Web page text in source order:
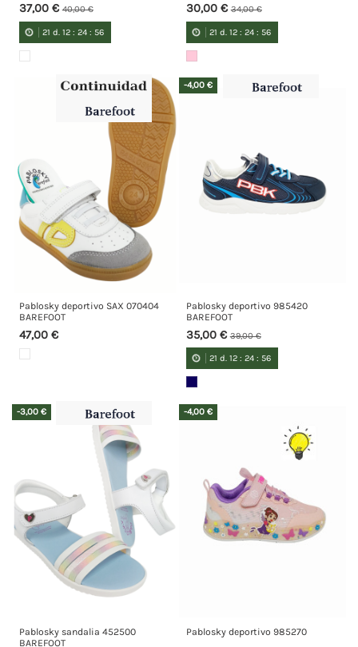
37,00 €40,00 €
21 d. 12 :24 :55
30,00 €34,00 €
21 d. 12 :24 :55
Pablosky deportivo SAX 070404
BAREFOOT
47,00 €
-4,00 €
Pablosky deportivo 985420
BAREFOOT
35,00 €39,00 €
21 d. 12 :24 :55
-3,00 €
Pablosky sandalia 452500
BAREFOOT
-4,00 €
Pablosky deportivo 985270